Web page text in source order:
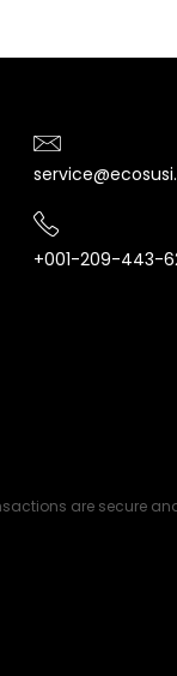
+001-209-443-
are secure